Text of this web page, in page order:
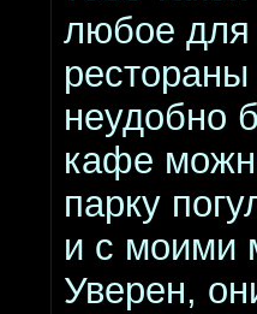
любое для
неудобно
кафе
парку
и с моими
Уверен,